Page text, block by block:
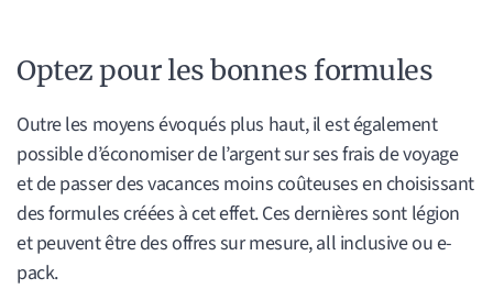
Optez pour les bonnes formules
Outre les moyens évoqués plus haut, il est également
possible d’économiser de l’argent sur ses frais de voyage
et de passer des vacances moins coûteuses en choisissant
des formules créées à cet effet. Ces dernières sont légion
et peuvent être des offres sur mesure, all inclusive ou e-
pack.